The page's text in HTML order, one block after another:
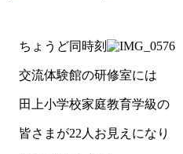
ちょうど同時刻
交流体験館の研修室には
田上小学校家庭教育学級の
皆さまが22人お見えになり